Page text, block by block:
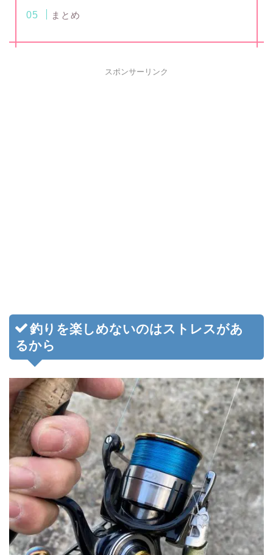
まとめ
スポンサーリンク
釣りを楽しめないのはストレスがあ
るから